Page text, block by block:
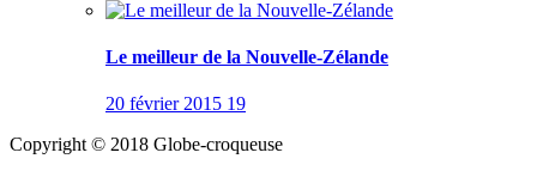
Le meilleur de la Nouvelle-Zélande
20 février 2015 19
Copyright © 2018 Globe-croqueuse